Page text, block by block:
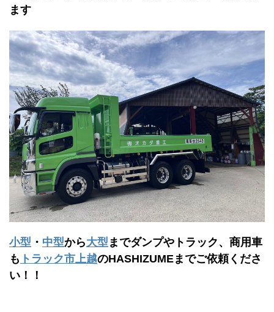
ます
小型 ・ 中型から大型 までダンプやトラック、商用車
も トラック市上越のHASHIZUMEまでご依頼くださ
い！！